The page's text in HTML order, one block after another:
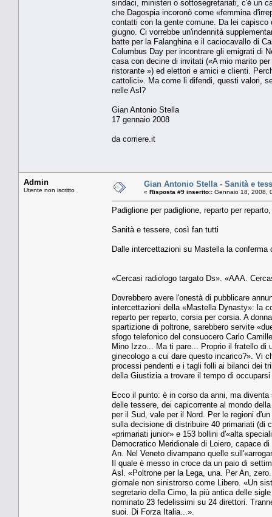
sindaci, ministeri o sottosegretariati, c'è un
che Dagospia incoronò come «femmina
contatti con la gente comune. Da lei
giugno. Ci vorrebbe un'indennità
batte per la Falanghina e il caciocavallo di
Columbus Day per incontrare gli emigrati di
casa con decine di invitati («A mio marito
ristorante ») ed elettori e amici e clienti.
cattolici». Ma come li difendi, questi valori,
nelle Asl?
Gian Antonio Stella
17 gennaio 2008
da corriere.it
Admin
Utente non iscritto
Gian Antonio Stella - Sanità e
« Risposta #9 inserito:: Gennaio 18, 2008,
Padiglione per padiglione, reparto per
Sanità e tessere, così fan tutti
Dalle intercettazioni su Mastella la
«Cercasi radiologo targato Ds». «AAA.
Dovrebbero avere l'onestà di pubblicare
intercettazioni della «Mastella Dynasty»: la
reparto per reparto, corsia per corsia. A
spartizione di poltrone, sarebbero servite
sfogo telefonico del consuocero Carlo
Mino Izzo... Ma ti pare... Proprio il fratello di
ginecologo a cui dare questo incarico?». Vi
processi pendenti e i tagli folli ai bilanci dei
della Giustizia a trovare il tempo di
Ecco il punto: è in corso da anni, ma
delle tessere, dei capicorrente al mondo
per il Sud, vale per il Nord. Per le regioni
sulla decisione di distribuire 40 primariati (di
«primariati junior» e 153 bollini d'«alta
Democratico Meridionale di Loiero, capace
An. Nel Veneto divampano quelle
Il quale è messo in croce da un paio di
Asl. «Poltrone per la Lega, una. Per An,
giornale non sinistrorso come Libero. «Un
segretario della Cimo, la più antica delle
nominato 23 fedelissimi su 24 direttori.
suoi. Di Forza Italia...».